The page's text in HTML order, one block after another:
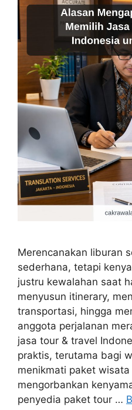
Merencanakan liburan
sederhana, tetapi
justru kewalahan saat
menyusun itinerary,
transportasi, hingga
anggota perjalanan
jasa tour & travel
praktis, terutama bagi
menikmati paket
mengorbankan
penyedia paket tour …